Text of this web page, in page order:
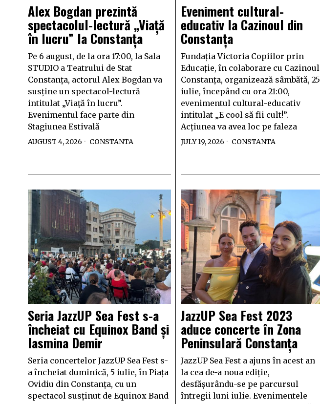
Alex Bogdan prezintă
spectacolul-lectură „Viață
în lucru” la Constanța
Pe 6 august, de la ora 17:00, la Sala
STUDIO a Teatrului de Stat
Constanța, actorul Alex Bogdan va
susține un spectacol-lectură
intitulat „Viață în lucru”.
Evenimentul face parte din
Stagiunea Estivală
AUGUST 4, 2026 CONSTANTA
Eveniment cultural-
educativ la Cazinoul din
Constanța
Fundația Victoria Copiilor prin
Educație, în colaborare cu Cazinoul
Constanța, organizează sâmbătă, 25
iulie, începând cu ora 21:00,
evenimentul cultural-educativ
intitulat „E cool să fii cult!”.
Acțiunea va avea loc pe faleza
JULY 19, 2026 CONSTANTA
Seria JazzUP Sea Fest s-a
încheiat cu Equinox Band și
Iasmina Demir
Seria concertelor JazzUP Sea Fest s-
a încheiat duminică, 5 iulie, în Piața
Ovidiu din Constanța, cu un
spectacol susținut de Equinox Band
JazzUP Sea Fest 2023
aduce concerte în Zona
Peninsulară Constanța
JazzUP Sea Fest a ajuns în acest an
la cea de-a noua ediție,
desfășurându-se pe parcursul
întregii luni iulie. Evenimentele